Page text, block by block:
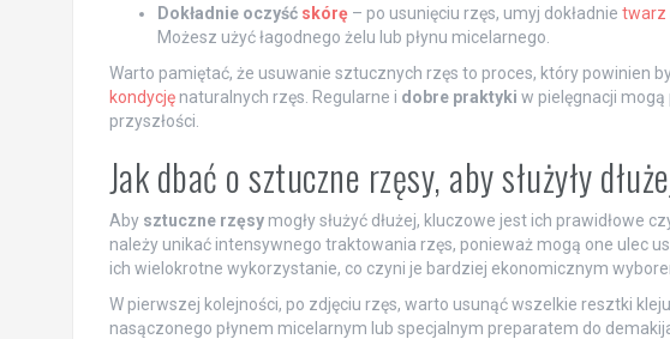
Dokładnie oczyść skórę– po usunięciu rzęs, umyj dokładnie twarz
Możesz użyć łagodnego żelu lub płynu micelarnego.
Warto pamiętać, że usuwanie sztucznych rzęs to proces, który powinien
kondycjęnaturalnych rzęs. Regularne i dobre praktyki w pielęgnacji
przyszłości.
Jak dbać o sztuczne rzęsy, aby służyły
Aby sztuczne rzęsymogły służyć dłużej, kluczowe jest ich prawidłowe
należy unikać intensywnego traktowania rzęs, ponieważ mogą one ulec
ich wielokrotne wykorzystanie, co czyni je bardziej ekonomicznym
W pierwszej kolejności, po zdjęciu rzęs, warto usunąć wszelkie resztki
nasączonego płynem micelarnym lub specjalnym preparatem do